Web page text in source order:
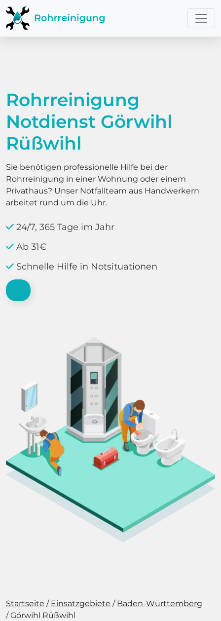
Rohrreinigung
Notdienst Görwihl
Rüßwihl
Sie benötigen professionelle Hilfe bei der
Rohrreinigung in einer Wohnung oder einem
Privathaus? Unser Notfallteam aus Handwerkern
arbeitet rund um die Uhr.
24/7, 365 Tage im Jahr
Ab 31€
Schnelle Hilfe in Notsituationen
Startseite Einsatzgebiete
Baden-Württemberg
Görwihl Rüßwihl